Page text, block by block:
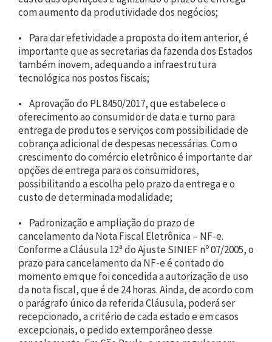
com aumento da produtividade dos negócios;
• Para dar efetividade a proposta do item anterior, é
importante que as secretarias da fazenda dos Estados
também inovem, adequando a infraestrutura
tecnológica nos postos fiscais;
• Aprovação do PL 8450/2017, que estabelece o
oferecimento ao consumidor de data e turno para
entrega de produtos e serviços com possibilidade de
cobrança adicional de despesas necessárias. Com o
crescimento do comércio eletrônico é importante dar
opções de entrega para os consumidores,
possibilitando a escolha pelo prazo da entrega e o
custo de determinada modalidade;
• Padronização e ampliação do prazo de
cancelamento da Nota Fiscal Eletrônica – NF-e.
Conforme a Cláusula 12ª do Ajuste SINIEF nº 07/2005, o
prazo para cancelamento da NF-e é contado do
momento em que foi concedida a autorização de uso
da nota fiscal, que é de 24 horas. Ainda, de acordo com
o parágrafo único da referida Cláusula, poderá ser
recepcionado, a critério de cada estado e em casos
excepcionais, o pedido extemporâneo desse